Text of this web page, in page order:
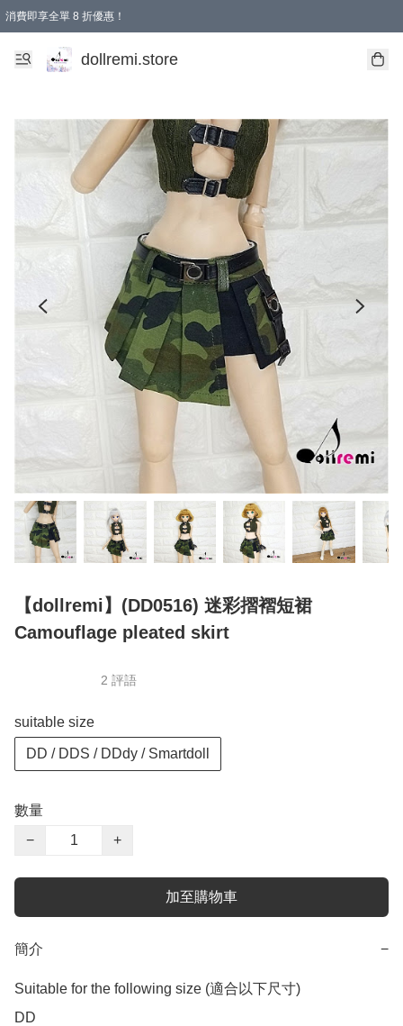
消費即享全單 8 折優惠！
購物滿 HKD 1500.00即享免運費優惠！（適用於 本地送貨、本地取貨、國際送貨 )
dollremi.store
【dollremi】(DD0516) 迷彩摺褶短裙
Camouflage pleated skirt
2 評語
suitable size
DD / DDS / DDdy / Smartdoll
數量
−
+
加至購物車
簡介 −
Suitable for the following size (適合以下尺寸)
DD